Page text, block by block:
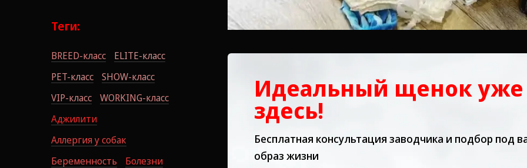
Теги:
BREED-класс
ELITE-класс
PET-класс
SHOW-класс
VIP-класс
WORKING-класс
Аджилити
Аллергия у собак
Беременность
Болезни
Идеальный щенок уже
здесь!
Бесплатная консультация заводчика и подбор под
образ жизни